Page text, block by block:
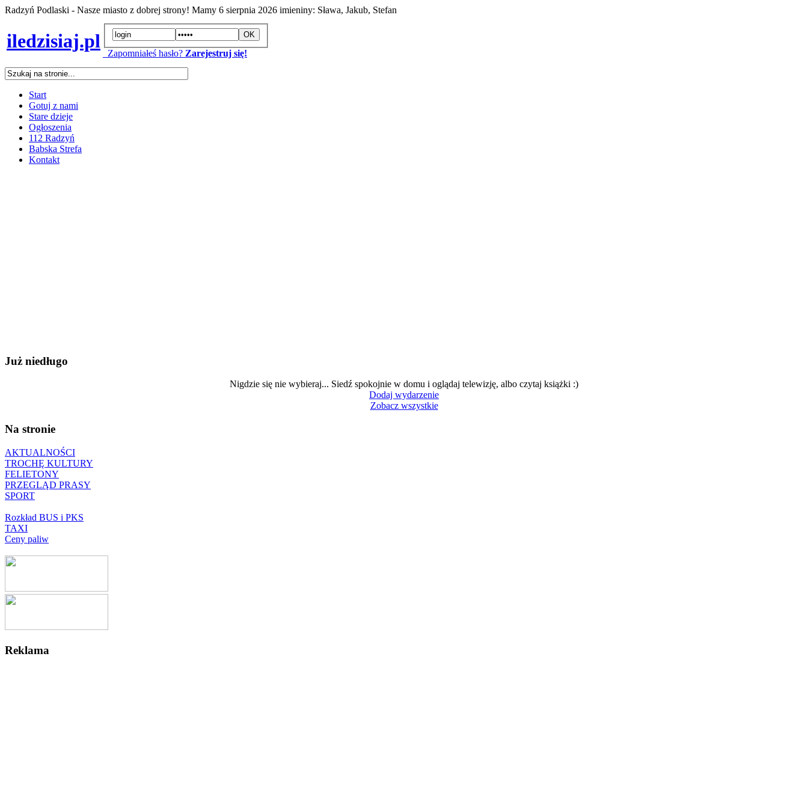
Radzyń Podlaski - Nasze miasto z dobrej strony! Mamy 6 sierpnia 2026 imieniny: Sława, Jakub, Stefan
iledzisiaj.pl
Zapomniałeś hasło? Zarejestruj się!
Start
Gotuj z nami
Stare dzieje
Ogłoszenia
112 Radzyń
Babska Strefa
Kontakt
Już niedługo
Nigdzie się nie wybieraj... Siedź spokojnie w domu i oglądaj telewizję, albo czytaj książki :)
Dodaj wydarzenie
Zobacz wszystkie
Na stronie
AKTUALNOŚCI
TROCHĘ KULTURY
FELIETONY
PRZEGLĄD PRASY
SPORT
Rozkład BUS i PKS
TAXI
Ceny paliw
Reklama